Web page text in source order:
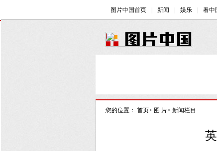
您的位置： 首页> 图 片> 新闻栏目